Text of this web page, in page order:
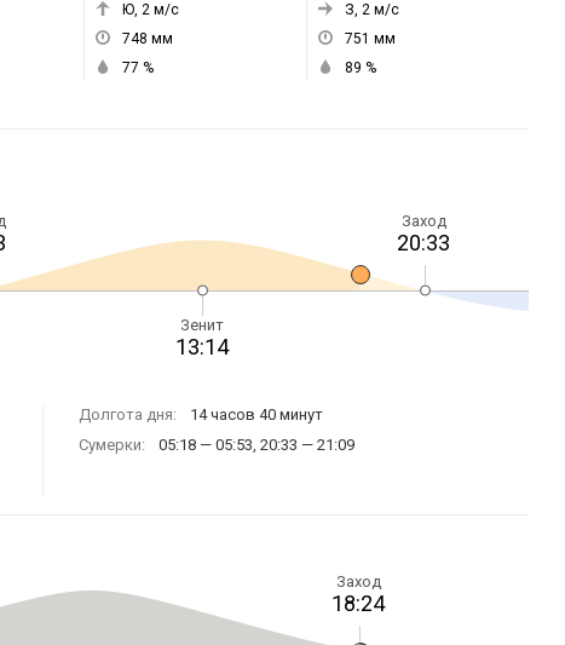
Ю, 2 м/с
748 мм
77 %
З, 2 м/с
751 мм
89 %
Заход
20:33
Зенит
13:14
Долгота дня:
14 часов 40 минут
Сумерки:
05:18 — 05:53, 20:33 — 21:09
Заход
18:24